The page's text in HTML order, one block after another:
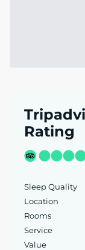
Rating
Sleep Quality
Location
Rooms
Service
Value